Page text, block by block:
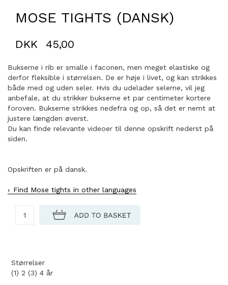
MOSE TIGHTS (DANSK)
DKK 45,00
Bukserne i rib er smalle i faconen, men meget elastiske og
derfor fleksible i størrelsen. De er høje i livet, og kan strikkes
både med og uden seler. Hvis du udelader selerne, vil jeg
anbefale, at du strikker bukserne et par centimeter kortere
foroven. Bukserne strikkes nedefra og op, så det er nemt at
justere længden øverst.
Du kan finde relevante videoer til denne opskrift nederst på
siden.
Opskriften er på dansk.
Find Mose tights in other languages
Størrelser
(1) 2 (3) 4 år